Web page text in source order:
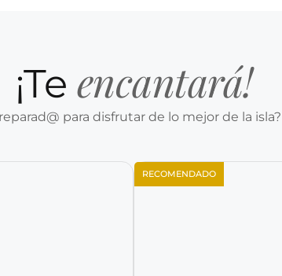
¡Te encantará!
para disfrutar de lo mejor de la isla?
RECOMENDADO